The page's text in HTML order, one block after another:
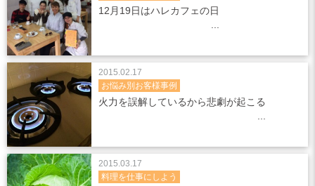
12月19日はハレカフェの日
火力を誤解しているから悲劇が起こる
お悩み別お客様事例
2015.02.17
料理を仕事にしよう
2015.03.17